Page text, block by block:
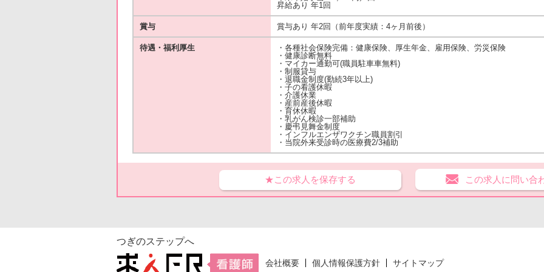
昇給あり 年1回
賞与 賞与あり 年2回（前年度実績：4ヶ月前後）
待遇・福利厚生
・各種社会保険完備：健康保険、厚生年金、雇用保険、労災保険
・健康診断無料
・マイカー通勤可(職員駐車車無料)
・制服貸与
・退職金制度(勤続3年以上)
・子の看護休暇
・介護休業
・産前産後休暇
・育休休暇
・乳がん検診一部補助
・慶弔見舞金制度
・インフルエンザワクチン職員割引
・当院外来受診時の医療費2/3補助
★この求人を保存する この求人に問い合
つぎのステップへ
会社概要 個人情報保護方針 サイトマップ